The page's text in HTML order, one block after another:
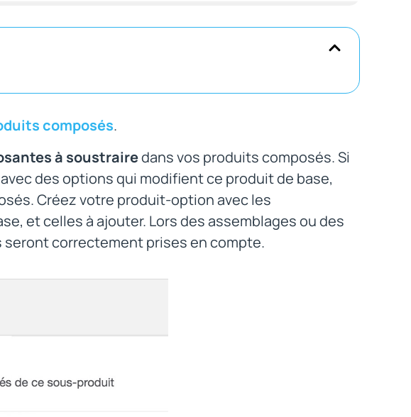
composés.
à soustrairedans vos produits composés. Si
des options qui modifient ce produit de base,
Créez votre produit-option avec les
et celles à ajouter. Lors des assemblages ou des
correctement prises en compte.